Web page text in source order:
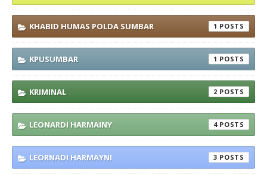
KHABID HUMAS POLDA SUMBAR 1
KPUSUMBAR 1
KRIMINAL 2
LEONARDI HARMAINY 4
LEORNADI HARMAYNI 3